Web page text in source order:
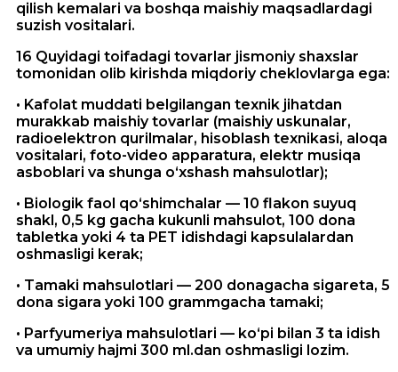
qilish kemalari va boshqa maishiy maqsadlardagi
suzish vositalari.
16 Quyidagi toifadagi tovarlar jismoniy shaxslar
tomonidan olib kirishda miqdoriy cheklovlarga ega:
• Kafolat muddati belgilangan texnik jihatdan
murakkab maishiy tovarlar (maishiy uskunalar,
radioelektron qurilmalar, hisoblash texnikasi, aloqa
vositalari, foto-video apparatura, elektr musiqa
asboblari va shunga o‘xshash mahsulotlar);
• Biologik faol qo‘shimchalar — 10 flakon suyuq
shakl, 0,5 kg gacha kukunli mahsulot, 100 dona
tabletka yoki 4 ta PET idishdagi kapsulalardan
oshmasligi kerak;
• Tamaki mahsulotlari — 200 donagacha sigareta, 5
dona sigara yoki 100 grammgacha tamaki;
• Parfyumeriya mahsulotlari — ko‘pi bilan 3 ta idish
va umumiy hajmi 300 ml.dan oshmasligi lozim.